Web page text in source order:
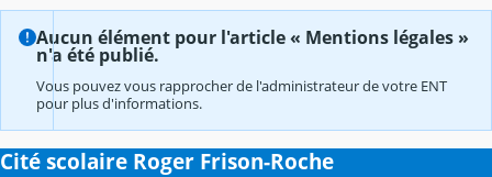
Aucun élément pour l'article « Mentions légales »
n'a été publié.
Vous pouvez vous rapprocher de l'administrateur de votre ENT
pour plus d'informations.
Cité scolaire Roger Frison-Roche